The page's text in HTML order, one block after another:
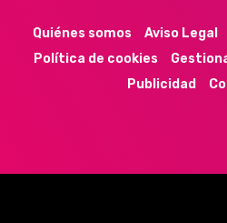
Quiénes somos Aviso Legal
Política de cookies
Publicidad